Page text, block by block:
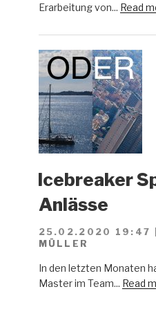
Erarbeitung von... Read
Icebreaker
Anlässe
25.02.2020 19:47
MÜLLER
In den letzten Monaten
Master im Team... Read